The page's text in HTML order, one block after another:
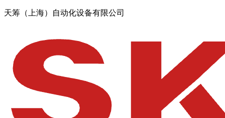
天筹（上海）自动化设备有限公司